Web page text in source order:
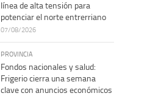
línea de alta tensión para
potenciar el norte entrerriano
07/08/2026
PROVINCIA
Fondos nacionales y salud:
Frigerio cierra una semana
clave con anuncios económicos